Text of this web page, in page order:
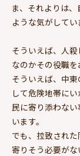
ま、それよりは
ような気がしてい
そういえば、人
なのかその役職を
そういえば、中
して危険地帯に
民に寄り添わな
います。
でも、拉致され
寄りそう必要が